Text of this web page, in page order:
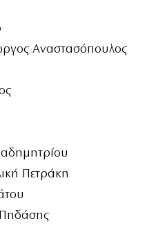
Αναστασόπουλος
Πετράκη